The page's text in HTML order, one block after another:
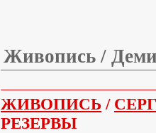
Живопись /
ЖИВОПИСЬ /
РЕЗЕРВЫ